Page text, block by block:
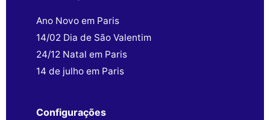
Ano Novo em Paris
14/02 Dia de São Valentim
24/12 Natal em Paris
14 de julho em Paris
Configurações